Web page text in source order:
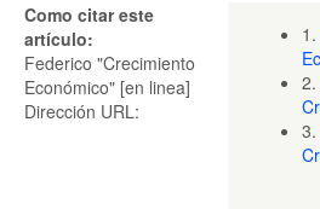
1.
2.
3.
Como citar este
artículo:
Federico "Crecimiento
Económico" [en linea]
Dirección URL: